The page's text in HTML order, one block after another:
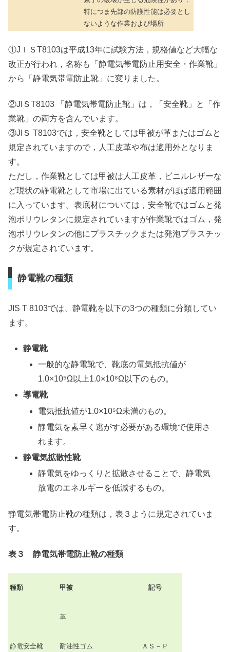
特につま先部の防護性能は必要とし
ないような作業および場所
①JＩＳT8103は平成13年に試験方法，規格値など大幅な
改正が行われ，名称も「静電気帯電防止用安全・作業靴」
から「静電気帯電防止靴」に変りました。
②JIＳT8103 「静電気帯電防止靴」は，「安全靴」と「作
業靴」の両方を含んでいます。
③JIＳ T8103では，安全靴としては甲被が革またはゴムと
規定されていますので，人工皮革や布は適用外となりま
す。
ただし，作業靴としては甲被は人工皮革，ビニルレザーな
ど現状の静電靴として市場に出ている素材がほば適用範囲
に入っています。表底材については，安全靴ではゴムと発
泡ポリウレタンに規定されていますが作業靴ではゴム，発
泡ポリウレタンの他にプラスチックまたは発泡プラスチッ
クが規定されています。
静電靴の種類
JIS T 8103では、静電靴を以下の3つの種類に分類してい
ます。
静電靴
一般的な静電靴で、靴底の電気抵抗値が
1.0×10⁵Ω以上1.0×10⁸Ω以下のもの。
導電靴
電気抵抗値が1.0×10⁵Ω未満のもの。
静電気を素早く逃がす必要がある環境で使用さ
れます。
静電気拡散性靴
静電気をゆっくりと拡散させることで、静電気
放電のエネルギーを低減するもの。
静電気帯電防止靴の種類は，表３ように規定されていま
す。
表３ 静電気帯電防止靴の種類
種類 甲被 記号
静電安全靴
革
ＡＳ－Ｐ
耐油性ゴム